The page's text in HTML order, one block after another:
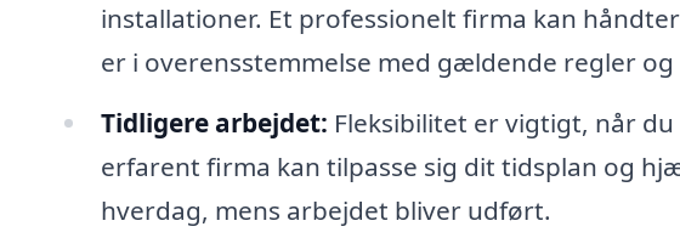
installationer. Et professionelt firma kan
er i overensstemmelse med gældende regler og
Tidligere arbejdet: Fleksibilitet er vigtigt, når
erfarent firma kan tilpasse sig dit tidsplan og
hverdag, mens arbejdet bliver udført.